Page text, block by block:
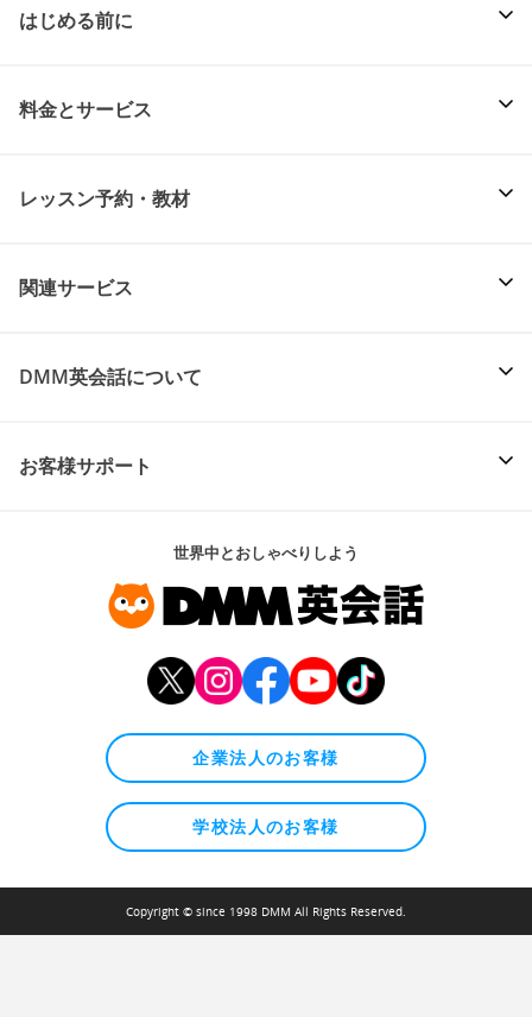
はじめる前に
料金とサービス
レッスン予約・教材
関連サービス
DMM英会話について
お客様サポート
世界中とおしゃべりしよう
企業法人のお客様
学校法人のお客様
Copyright © since 1998 DMM All Rights Reserved.